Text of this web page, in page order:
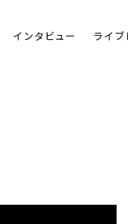
インタビュー ライブ